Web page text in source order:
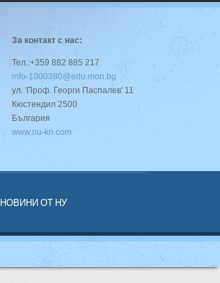
За контакт с нас:
Тел.:+359 882 885 217
info-1000380@edu.mon.bg
ул. 'Проф. Георги Паспалев' 11
Кюстендил 2500
България
www.nu-kn.com
НОВИНИ ОТ НУ